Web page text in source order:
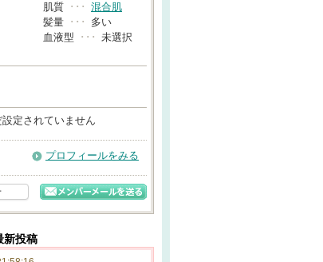
肌質 ･･･ 混合肌
髪量 ･･･
多い
血液型 ･･･ 未選択
定されていません
プロフィールをみる
新投稿